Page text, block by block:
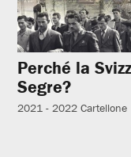
Perché la
Segre?
2021 - 2022 Cartellone